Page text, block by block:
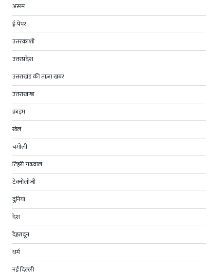
असम
ई-पेपर
उत्तरकाशी
उत्तरप्रदेश
उत्तराखंड की ताज़ा खबर
उत्तराखण्ड
क्राइम
खेल
चमोली
टिहरी गढ़वाल
टेक्नोलॉजी
दुनिया
देश
देहरादून
धर्म
नई दिल्ली